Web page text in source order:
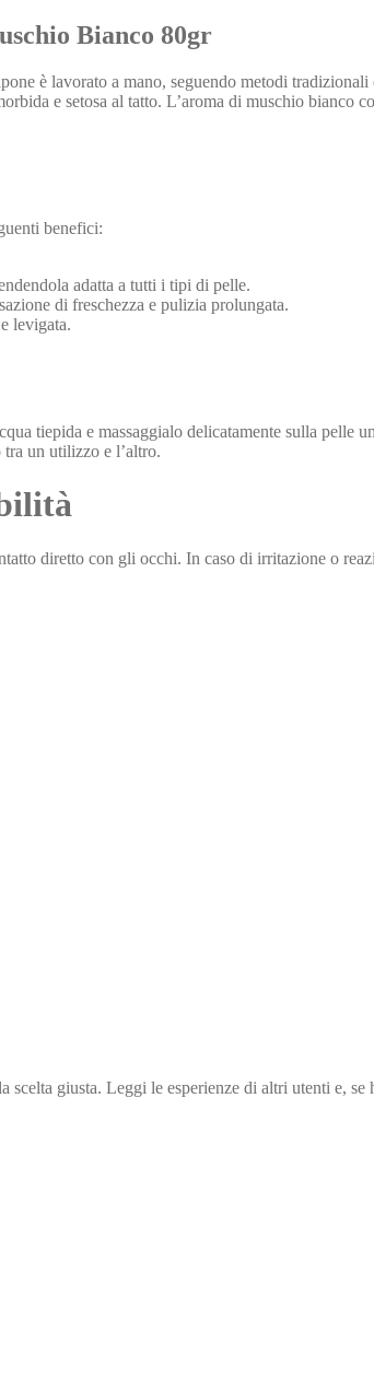
Bianco 80gr
è lavorato a mano, seguendo metodi
e setosa al tatto. L’aroma di muschio bianco
benefici:
adatta a tutti i tipi di pelle.
di freschezza e pulizia prolungata.
levigata.
tiepida e massaggialo delicatamente sulla pelle
un utilizzo e l’altro.
diretto con gli occhi. In caso di irritazione o
giusta. Leggi le esperienze di altri utenti e,